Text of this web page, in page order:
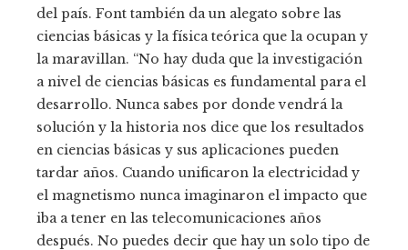
del país. Font también da un alegato sobre las
ciencias básicas y la física teórica que la ocupan y
la maravillan. “No hay duda que la investigación
a nivel de ciencias básicas es fundamental para el
desarrollo. Nunca sabes por donde vendrá la
solución y la historia nos dice que los resultados
en ciencias básicas y sus aplicaciones pueden
tardar años. Cuando unificaron la electricidad y
el magnetismo nunca imaginaron el impacto que
iba a tener en las telecomunicaciones años
después. No puedes decir que hay un solo tipo de